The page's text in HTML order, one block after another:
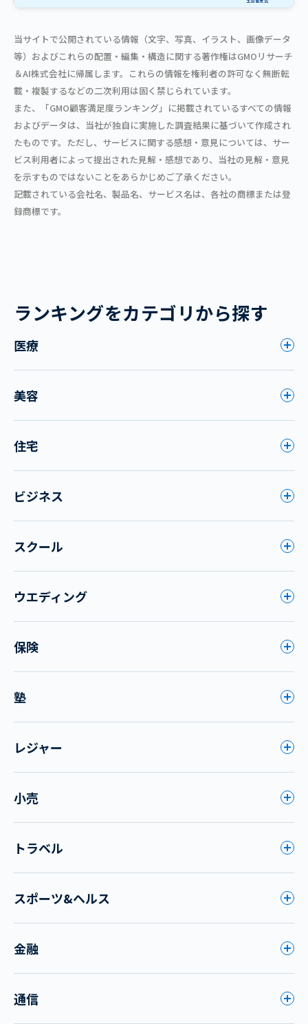
当サイトで公開されている情報（文字、写真、イラスト、画像データ
等）およびこれらの配置・編集・構造に関する著作権はGMOリサーチ
＆AI株式会社に帰属します。これらの情報を権利者の許可なく無断転
載・複製するなどの二次利用は固く禁じられています。
また、「GMO顧客満足度ランキング」に掲載されているすべての情報
およびデータは、当社が独自に実施した調査結果に基づいて作成され
たものです。ただし、サービスに関する感想・意見については、サー
ビス利用者によって提出された見解・感想であり、当社の見解・意見
を示すものではないことをあらかじめご了承ください。
記載されている会社名、製品名、サービス名は、各社の商標または登
録商標です。
ランキングをカテゴリから探す
医療
美容
住宅
ビジネス
スクール
ウエディング
保険
塾
レジャー
小売
トラベル
スポーツ&ヘルス
金融
通信